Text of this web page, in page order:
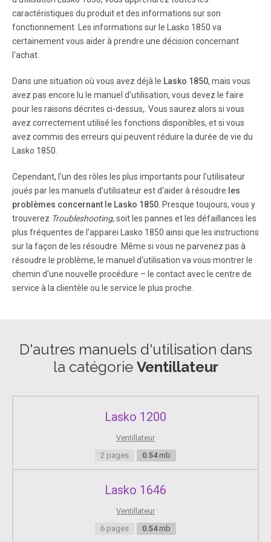
INSTRUCCIONES LEA CUID ADOSAMENTE LAS INSTR
UCCIONES ANTES DE INTENT AR ARMAR, INST ALAR,
USAR O D AR MANTENIMIENT O AL PR ODUCT O DESCRIT
O .
caractéristiques du produit et des informations sur son
fonctionnement. Les informations sur le Lasko 1850 va
certainement vous aider à prendre une décision concernant
l'achat.
Dans une situation où vous avez déjà le Lasko 1850, mais vous
avez pas encore lu le manuel d'utilisation, vous devez le faire
pour les raisons décrites ci-dessus,. Vous saurez alors si vous
avez correctement utilisé les fonctions disponibles, et si vous
avez commis des erreurs qui peuvent réduire la durée de vie du
Lasko 1850.
Cependant, l'un des rôles les plus importants pour l'utilisateur
joués par les manuels d'utilisateur est d'aider à résoudre les
problèmes concernant le Lasko 1850 . Presque toujours, vous y
trouverez Troubleshooting, soit les pannes et les défaillances les
plus fréquentes de l'apparei Lasko 1850 ainsi que les instructions
sur la façon de les résoudre. Même si vous ne parvenez pas à
résoudre le problème, le manuel d‘utilisation va vous montrer le
chemin d'une nouvelle procédure – le contact avec le centre de
service à la clientèle ou le service le plus proche.
D'autres manuels d'utilisation dans
la catégorie Ventillateur
Lasko 1200
Ventillateur
2 pages
0.54mb
Lasko 1646
Ventillateur
6 pages
0.54mb